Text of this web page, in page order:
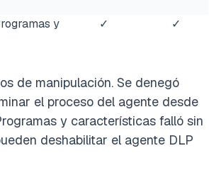
y
✓ ✓
de manipulación. Se denegó
el proceso del agente desde
y características falló sin
deshabilitar el agente DLP